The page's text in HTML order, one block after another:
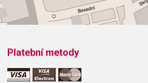
Platební metody